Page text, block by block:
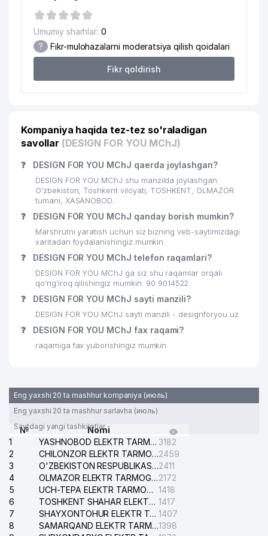
MARKAZI SHAYXONTOHUR TUMANI
20 TOHIR-ZUHRA SERVIS MChJ 498 м
21
MOVAROUNNAHR NASHRIYOTI
MChJ
23 AVAN SELLING GROUP MChJ
25
KARSHIBAYEV BEKPULAT
MAMATKULOVICH YAKKA
TARTIBDAGI TADBIRKOR
530 м
GOOD FROST XUSUSIY KORXONASI
27 BAXT MUBORAK MChJ
28
OLIM OBID BARAKA OILAVIY
KORXONASI
550 м
29 DIAZ PRO MChJ
30 ROX ASIA GROUP MChJ
31 NANOHEAT MChJ
33
UMUMIY O'RTA TA'LIM MAKTABI №
24
604 м
GAZARYAN A.S. YAKKA TARTIBDAGI
TADBIRKOR
QALAMPIR MChJ
NAFIS OLAM MChJ
UNIQUE FRAMES XUSUSIY
KORXONASI
Umumiy sharhlar: 0
? Fikr-mulohazalarni moderatsiya qilish qoidalari
Fikr qoldirish
Kompaniya haqida tez-tez so'raladigan
savollar (DESIGN FOR YOU MChJ)
❓ DESIGN FOR YOU MChJ qaerda joylashgan?
DESIGN FOR YOU MChJ shu manzilda joylashgan:
O'zbekiston, Toshkent viloyati, TOSHKENT, OLMAZOR
tumani, XASANOBOD.
❓ DESIGN FOR YOU MChJ qanday borish mumkin?
Marshrutni yaratish uchun siz bizning veb-saytimizdagi
xaritadan foydalanishingiz mumkin
❓ DESIGN FOR YOU MChJ telefon raqamlari?
DESIGN FOR YOU MChJ ga siz shu raqamlar orqali
qo’ng’iroq qilishingiz mumkin: 90 9014522
❓ DESIGN FOR YOU MChJ sayti manzili?
DESIGN FOR YOU MChJ sayti manzili - designforyou.uz
❓ DESIGN FOR YOU MChJ fax raqami?
raqamiga fax yuborishingiz mumkin.
Eng yaxshi 20 ta mashhur kompaniya (июль)
Eng yaxshi 20 ta mashhur sarlavha (июль)
Saytdagi yangi tashkilotlar
№
Nomi
1
YASHNOBOD ELEKTR TARMOG'I NOSOZLIKLARI XIZMATI 3182
2
CHILONZOR ELEKTR TARMOG'I NOSOZLIK XIZMATI2459
3
O'ZBEKISTON RESPUBLIKASI BOSH PROKURATURASI ISHONCH TELEFONI2411
4
OLMAZOR ELEKTR TARMOG'I NOSOZLIKLARI XIZMATI2172
5
UCH-TEPA ELEKTR TARMOG'I NOSOZLIKLARI XIZMATI 1418
6
TOSHKENT SHAHAR ELEKTR TARMOQLARI KORXONASI AJ 1417
7
SHAYXONTOHUR ELEKTR TARMOG'I NOSOZLIKLARINI TUZATISH XIZMATI 1407
8
SAMARQAND ELEKTR TARMOQLARI AJ1398